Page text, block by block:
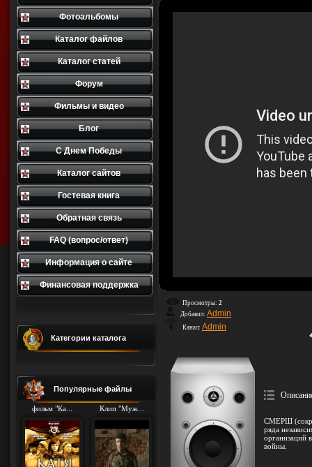
Фотоальбомы
Каталог файлов
Каталог статей
Форум
Фильмы и видео
Блог
С Днем Победы
Каталог сайтов
Гостевая книга
Обратная связь
FAQ (вопрос/ответ)
Информация о сайте
Финансовая поддержка
Категории каталога
Популярные файлы
фильм "Ка... Клип "Муж...
Просмотры: 2
Добавил: Admin
Канал: Admin
СМЕРШ
ряда
организаций
войны.